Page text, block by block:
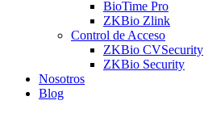
BioTime Pro
ZKBio Zlink
Control de Acceso
ZKBio CVSecurity
ZKBio Security
Nosotros
Blog